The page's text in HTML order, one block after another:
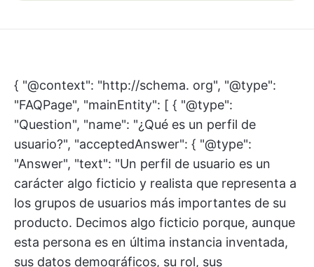
{ "@context": "http://schema. org", "@type":
"FAQPage", "mainEntity": [ { "@type":
"Question", "name": "¿Qué es un perfil de
usuario?", "acceptedAnswer": { "@type":
"Answer", "text": "Un perfil de usuario es un
carácter algo ficticio y realista que representa a
los grupos de usuarios más importantes de su
producto. Decimos algo ficticio porque, aunque
esta persona es en última instancia inventada,
sus datos demográficos, su rol, sus